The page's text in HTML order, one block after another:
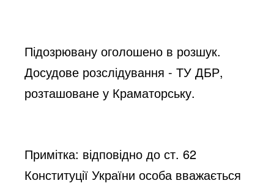
Підозрювану оголошено в розшук.
Досудове розслідування - ТУ ДБР,
розташоване у Краматорську.
Примітка: відповідно до ст. 62
Конституції України особа вважається